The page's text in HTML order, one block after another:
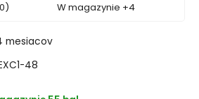
W magazynie +4
mesiacov
48